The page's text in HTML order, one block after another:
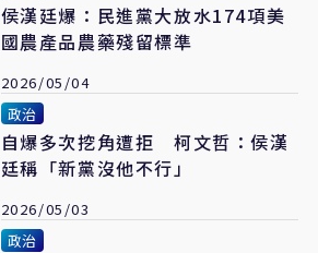
侯漢廷爆：民進黨大放水174項美
國農產品農藥殘留標準
2026/05/04
政治
自爆多次挖角遭拒 柯文哲：侯漢
廷稱「新黨沒他不行」
2026/05/03
政治